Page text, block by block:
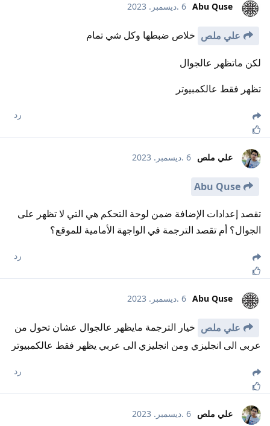
Abu Quse 6 .ديسمبر. 2023
علي ملص خلاص ضبطها وكل شي تمام
لكن ماتظهر عالجوال
تظهر فقط عالكمبيوتر
رد
علي ملص 6 .ديسمبر. 2023
Abu Quse
تقصد إعدادات الإضافة ضمن لوحة التحكم هي التي لا تظهر على
الجوال؟ أم تقصد الترجمة في الواجهة الأمامية للموقع؟
رد
Abu Quse 6 .ديسمبر. 2023
علي ملص خيار الترجمة مايظهر عالجوال عشان تحول من
عربي الى انجليزي ومن انجليزي الى عربي يظهر فقط عالكمبيوتر
رد
علي ملص 6 .ديسمبر. 2023